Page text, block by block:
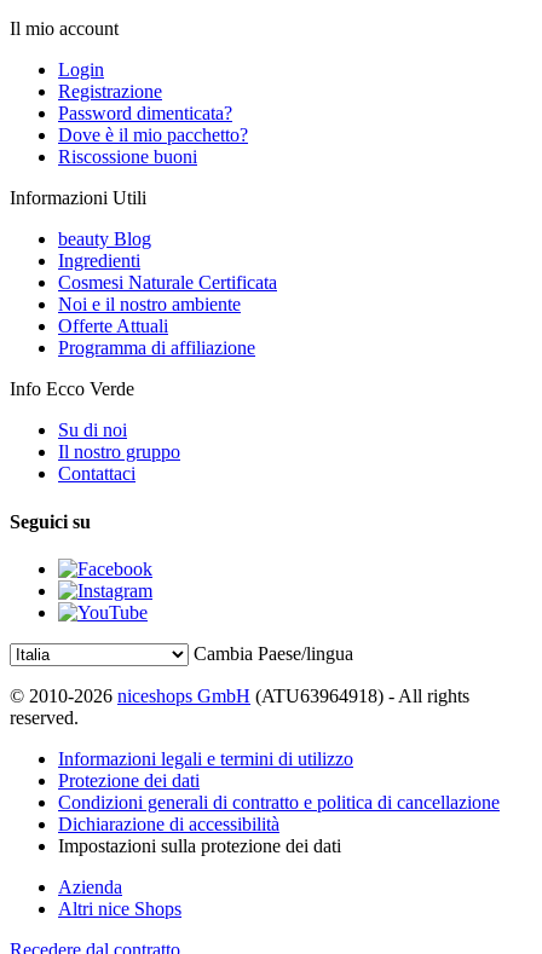
Il mio account
Login
Registrazione
Password dimenticata?
Dove è il mio pacchetto?
Riscossione buoni
Informazioni Utili
beauty Blog
Ingredienti
Cosmesi Naturale Certificata
Noi e il nostro ambiente
Offerte Attuali
Programma di affiliazione
Info Ecco Verde
Su di noi
Il nostro gruppo
Contattaci
Seguici su
Cambia Paese/lingua
© 2010-2026 niceshops GmbH (ATU63964918) - All rights
reserved.
Informazioni legali e termini di utilizzo
Protezione dei dati
Condizioni generali di contratto e politica di cancellazione
Dichiarazione di accessibilità
Impostazioni sulla protezione dei dati
Azienda
Altri nice Shops
Recedere dal contratto